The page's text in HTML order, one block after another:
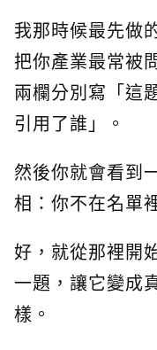
我那時候最先做
把你產業最常被
兩欄分別寫「這
引用了誰」。
然後你就會看到
相：你不在名單
好，就從那裡開
一題，讓它變成
樣。